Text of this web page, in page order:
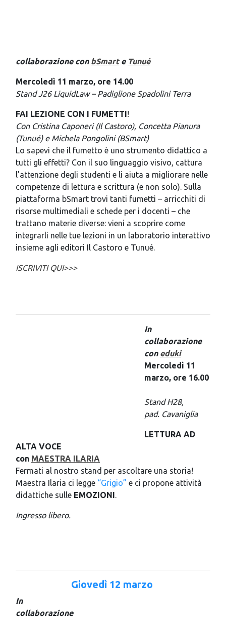
collaborazione con bSmarte Tunué
Mercoledì 11 marzo, ore 14.00
Stand J26 LiquidLaw – Padiglione Spadolini Terra
FAI LEZIONE CON I FUMETTI!
Con Cristina Caponeri (Il Castoro), Concetta Pianura
(Tunué) e Michela Pongolini (BSmart)
Lo sapevi che il fumetto è uno strumento didattico a
tutti gli effetti? Con il suo linguaggio visivo, cattura
l’attenzione degli studenti e li aiuta a migliorare nelle
competenze di lettura e scrittura (e non solo). Sulla
piattaforma bSmart trovi tanti fumetti – arricchiti di
risorse multimediali e schede per i docenti – che
trattano materie diverse: vieni a scoprire come
integrarli nelle tue lezioni in un laboratorio interattivo
insieme agli editori Il Castoro e Tunué.
ISCRIVITI QUI>>>
In
collaborazione
con eduki
Mercoledì 11
marzo, ore 16.00
Stand H28,
pad. Cavaniglia
LETTURA AD
ALTA VOCE
con MAESTRA ILARIA
Fermati al nostro stand per ascoltare una storia!
Maestra Ilaria ci legge “Grigio” e ci propone attività
didattiche sulle EMOZIONI.
Ingresso libero.
Giovedì 12 marzo
In
collaborazione